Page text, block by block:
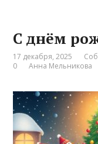
С днём
17 декабря, 2025
0
Анна Мельникова